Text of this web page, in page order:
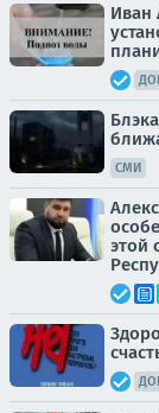
Иван
СМИ
этой